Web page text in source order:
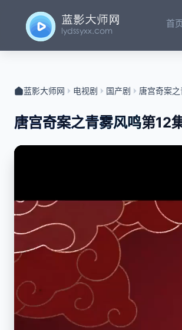
首
蓝影大师网 电视剧 国产剧 唐宫奇案
唐宫奇案之青雾风鸣第12